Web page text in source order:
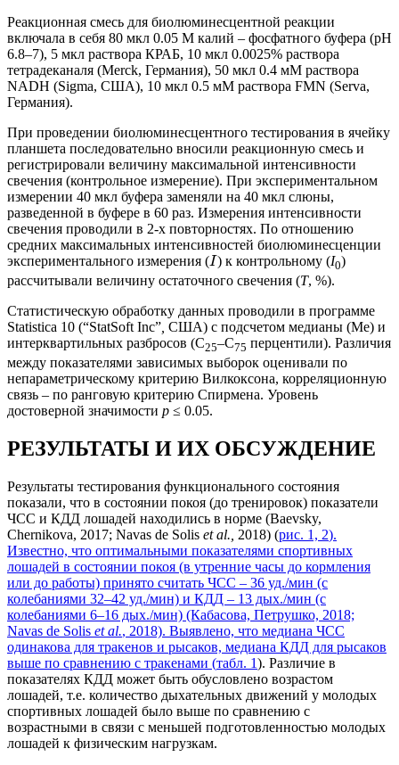
Реакционная смесь для биолюминесцентной реакции
включала в себя 80 мкл 0.05 М калий – фосфатного буфера (рН
6.8–7), 5 мкл раствора КРАБ, 10 мкл 0.0025% раствора
тетрадеканаля (Merck, Германия), 50 мкл 0.4 мМ раствора
NADH (Sigma, США), 10 мкл 0.5 мМ раствора FMN (Serva,
Германия).
При проведении биолюминесцентного тестирования в ячейку
планшета последовательно вносили реакционную смесь и
регистрировали величину максимальной интенсивности
свечения (контрольное измерение). При экспериментальном
измерении 40 мкл буфера заменяли на 40 мкл слюны,
разведенной в буфере в 60 раз. Измерения интенсивности
свечения проводили в 2-х повторностях. По отношению
средних максимальных интенсивностей биолюминесценции
экспериментального измерения (I) к контрольному (I0)
рассчитывали величину остаточного свечения (T, %).
Статистическую обработку данных проводили в программе
Statistica 10 (“StatSoft Inc” США) с подсчетом медианы (Me) и
интерквартильных разбросов (С25–С75 перцентили). Различия
между показателями зависимых выборок оценивали по
непараметрическому критерию Вилкоксона, корреляционную
связь – по ранговую критерию Спирмена. Уровень
достоверной значимости р ≤ 0.05.
РЕЗУЛЬТАТЫ И ИХ ОБСУЖДЕНИЕ
Результаты тестирования функционального состояния
показали, что в состоянии покоя (до тренировок) показатели
ЧСС и КДД лошадей находились в норме (Baevsky,
Chernikova, 2017; Navas de Solis et al., 2018) (рис. 1, 2).
Известно, что оптимальными показателями спортивных
лошадей в состоянии покоя (в утренние часы до кормления
или до работы) принято считать ЧСС – 36 уд./мин (с
колебаниями 32–42 уд./мин) и КДД – 13 дых./мин (с
колебаниями 6–16 дых./мин) (Кабасова, Петрушко, 2018;
Navas de Solis et al., 2018). Выявлено, что медиана ЧСС
одинакова для тракенов и рысаков, медиана КДД для рысаков
выше по сравнению с тракенами (табл. 1). Различие в
показателях КДД может быть обусловлено возрастом
лошадей, т.е. количество дыхательных движений у молодых
спортивных лошадей было выше по сравнению с
возрастными в связи с меньшей подготовленностью молодых
лошадей к физическим нагрузкам.